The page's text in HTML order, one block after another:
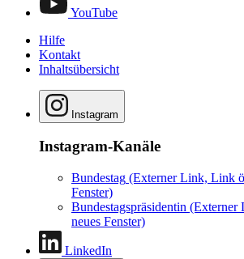
YouTube
Hilfe
Kontakt
Inhaltsübersicht
Instagram
Instagram-Kanäle
Bundestag (Externer Link, Link
Fenster)
Bundestagspräsidentin (Externer
neues Fenster)
LinkedIn